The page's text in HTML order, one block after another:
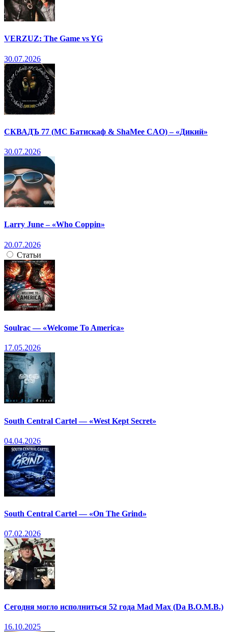
VERZUZ: The Game vs YG
30.07.2026
СКВАДЪ 77 (МС Батискаф & ShaMee CAO) – «Дикий»
30.07.2026
Larry June – «Who Coppin»
20.07.2026
Статьи
Soulrac — «Welcome To America»
17.05.2026
South Central Cartel — «West Kept Secret»
04.04.2026
South Central Cartel — «On The Grind»
07.02.2026
Сегодня могло исполниться 52 года Mad Max (Da B.O.M.B.)
16.10.2025